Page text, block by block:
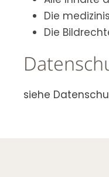
Die
Die
siehe